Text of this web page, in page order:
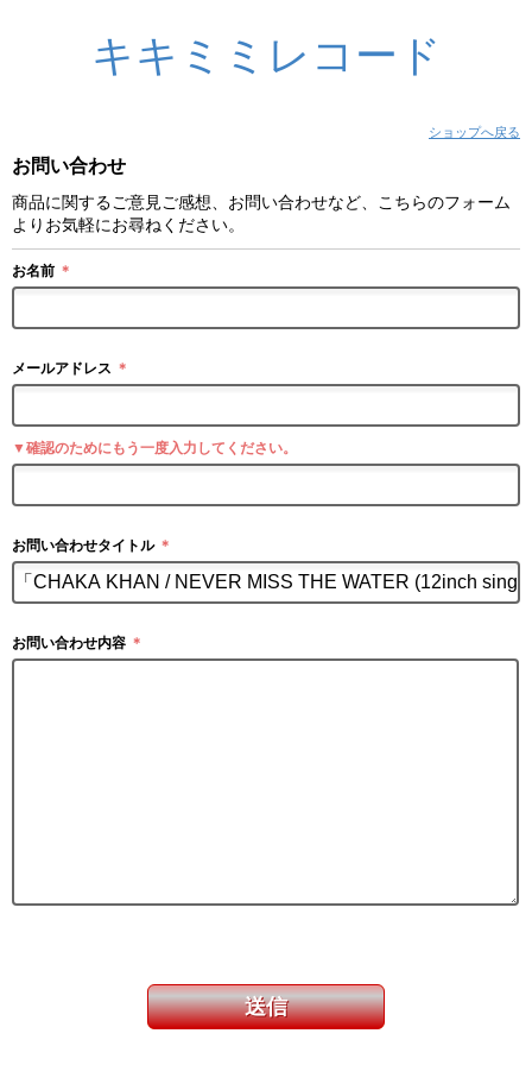
キキミミレコード
ショップへ戻る
お問い合わせ
商品に関するご意見ご感想、お問い合わせなど、こちらのフォーム
よりお気軽にお尋ねください。
お名前 ＊
メールアドレス ＊
▼確認のためにもう一度入力してください。
お問い合わせタイトル ＊
お問い合わせ内容 ＊